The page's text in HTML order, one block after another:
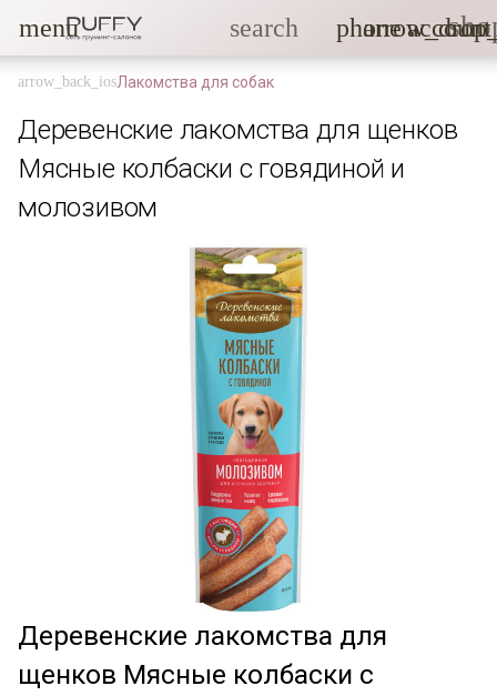
menu search phone
Лакомства для собак
Деревенские лакомства для щенков
Мясные колбаски с говядиной и
молозивом
Деревенские лакомства для
щенков Мясные колбаски с